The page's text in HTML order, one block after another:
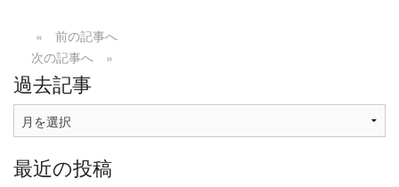
« 前の記事へ
次の記事へ »
過去記事
去
事
最近の投稿